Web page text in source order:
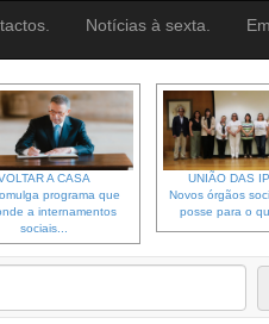
Notícias à sexta.
A CASA
programa que
a internamentos
sociais...
UNIÃO DAS
Novos órgãos
posse para o